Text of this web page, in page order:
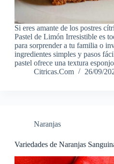
Si eres amante de los postres
Pastel de Limón Irresistible es
para sorprender a tu familia o
ingredientes simples y pasos
pastel ofrece una textura
Citricas.Com
26/09/
Naranjas
Variedades de Naranjas